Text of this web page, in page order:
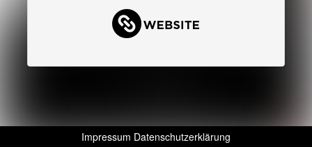
Impressum Datenschutzerklärung